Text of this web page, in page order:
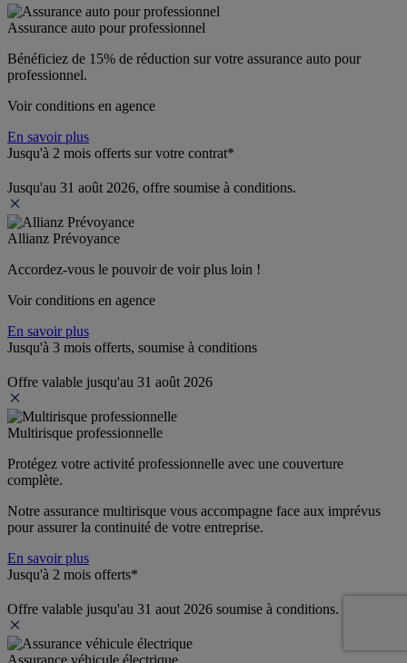
Assurance auto pour professionnel
Bénéficiez de 15% de réduction sur votre assurance auto pour
professionnel.
Voir conditions en agence
En savoir plus
Jusqu'à 2 mois offerts sur votre contrat*
Jusqu'au 31 août 2026, offre soumise à conditions.
Allianz Prévoyance
Accordez-vous le pouvoir de voir plus loin !
Voir conditions en agence
En savoir plus
Jusqu'à 3 mois offerts, soumise à conditions
Offre valable jusqu'au 31 août 2026
Multirisque professionnelle
Protégez votre activité professionnelle avec une couverture
complète.
Notre assurance multirisque vous accompagne face aux imprévus
pour assurer la continuité de votre entreprise.
En savoir plus
Jusqu'à 2 mois offerts*
Offre valable jusqu'au 31 aout 2026 soumise à conditions.
Assurance véhicule électrique